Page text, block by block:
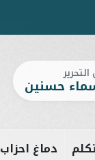
حسنين
دماغ احزاب